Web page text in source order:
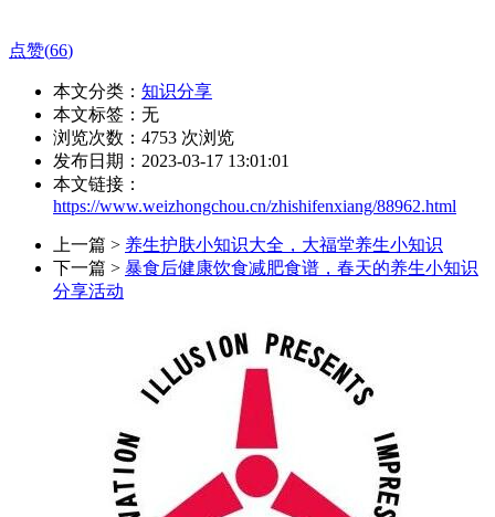
点赞(66)
本文分类： 知识分享
本文标签：无
浏览次数： 4753 次浏览
发布日期：2023-03-17 13:01:01
本文链接：
https://www.weizhongchou.cn/zhishifenxiang/88962.html
上一篇 > 养生护肤小知识大全，大福堂养生小知识
下一篇 > 暴食后健康饮食减肥食谱，春天的养生小知识
分享活动